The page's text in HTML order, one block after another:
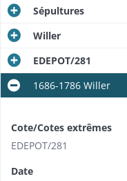
Sépultures
Willer
EDEPOT/281
1686-1786 Willer
Cote/Cotes extrêmes
EDEPOT/281
Date